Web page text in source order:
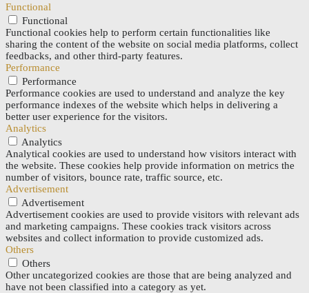
Functional
Functional
Functional cookies help to perform certain functionalities like
sharing the content of the website on social media platforms, collect
feedbacks, and other third-party features.
Performance
Performance
Performance cookies are used to understand and analyze the key
performance indexes of the website which helps in delivering a
better user experience for the visitors.
Analytics
Analytics
Analytical cookies are used to understand how visitors interact with
the website. These cookies help provide information on metrics the
number of visitors, bounce rate, traffic source, etc.
Advertisement
Advertisement
Advertisement cookies are used to provide visitors with relevant ads
and marketing campaigns. These cookies track visitors across
websites and collect information to provide customized ads.
Others
Others
Other uncategorized cookies are those that are being analyzed and
have not been classified into a category as yet.